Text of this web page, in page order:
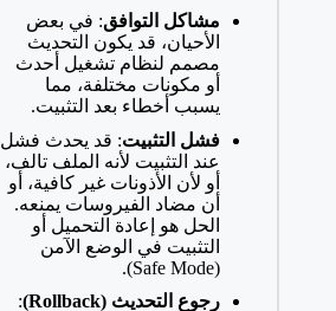
مشاكل التوافق: في بعض
الأحيان، قد يكون التحديث
مصمم لنظام تشغيل أحدث
أو مكونات مختلفة، مما
يسبب أخطاء بعد التثبيت.
فشل التثبيت: قد يحدث فشل
عند التثبيت لأنه الملف تالف،
أو لأن الأذونات غير كافية، أو
أن مضاد الفيروسات يمنعه.
الحل هو إعادة التحميل أو
التثبيت في الوضع الآمن
(Safe Mode).
رجوع التحديث (Rollback)
: